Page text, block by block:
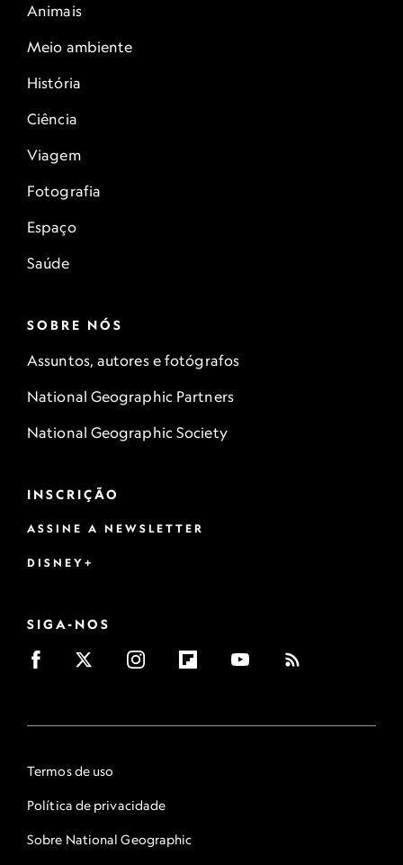
Animais
Meio ambiente
História
Ciência
Viagem
Fotografia
Espaço
Saúde
SOBRE NÓS
Assuntos, autores e fotógrafos
National Geographic Partners
National Geographic Society
INSCRIÇÃO
ASSINE A NEWSLETTER
DISNEY+
SIGA-NOS
Termos de uso
Política de privacidade
Sobre National Geographic